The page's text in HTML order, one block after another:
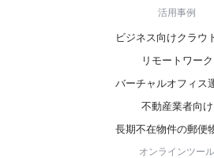
活用事例
ビジネス向けクラウ
リモートワーク
バーチャルオフィス
不動産業者向け
長期不在物件の郵便
オンラインツール